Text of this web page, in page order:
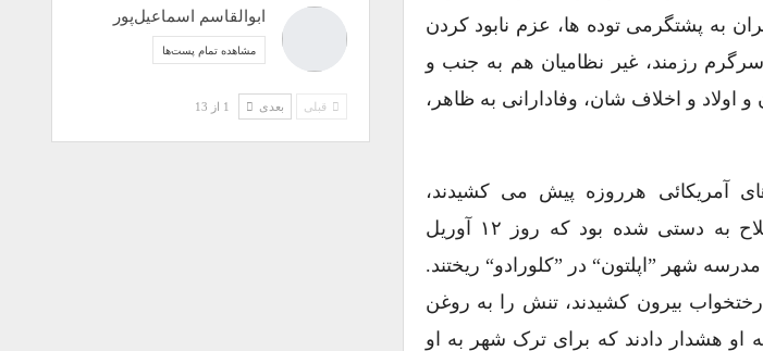
به پشتگرمی توده ها، عزم نابود کردن
رزمند، غیر نظامیان هم به جنب و
و اخلاف شان، وفادارانی به ظاهر،
آمریکائی هرروزه پیش می کشیدند،
دغدغه خاطر میهن پرستان سلاح به دستی شده بود که روز ۱۲ آوریل
مدرسه شهر ”اپلتون“ در ”کلورادو“ ریختند.
بیرون کشیدند، تنش را به روغن
به او هشدار دادند که برای ترک شهر به او
ابوالقاسم اسماعیل‌پور
مشاهده تمام پست‌ها
قبلی بعدی 1 از 13